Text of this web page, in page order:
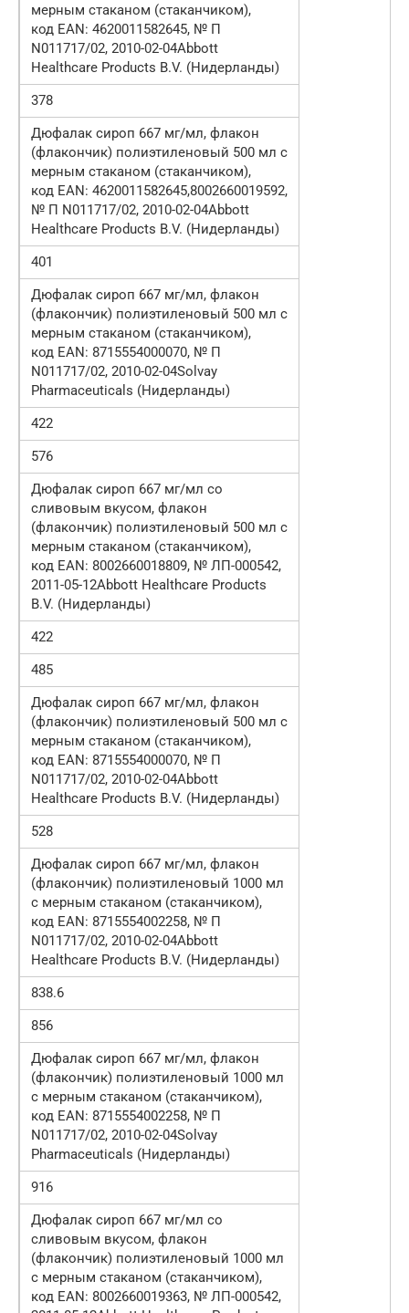
мерным стаканом (стаканчиком),
код EAN: 4620011582645, № П
N011717/02, 2010-02-04Abbott
Healthcare Products B.V. (Нидерланды)
378
Дюфалак сироп 667 мг/мл, флакон
(флакончик) полиэтиленовый 500 мл с
мерным стаканом (стаканчиком),
код EAN: 4620011582645,8002660019592,
№ П N011717/02, 2010-02-04Abbott
Healthcare Products B.V. (Нидерланды)
401
Дюфалак сироп 667 мг/мл, флакон
(флакончик) полиэтиленовый 500 мл с
мерным стаканом (стаканчиком),
код EAN: 8715554000070, № П
N011717/02, 2010-02-04Solvay
Pharmaceuticals (Нидерланды)
422
576
Дюфалак сироп 667 мг/мл со
сливовым вкусом, флакон
(флакончик) полиэтиленовый 500 мл с
мерным стаканом (стаканчиком),
код EAN: 8002660018809, № ЛП-000542,
2011-05-12Abbott Healthcare Products
B.V. (Нидерланды)
422
485
Дюфалак сироп 667 мг/мл, флакон
(флакончик) полиэтиленовый 500 мл с
мерным стаканом (стаканчиком),
код EAN: 8715554000070, № П
N011717/02, 2010-02-04Abbott
Healthcare Products B.V. (Нидерланды)
528
Дюфалак сироп 667 мг/мл, флакон
(флакончик) полиэтиленовый 1000 мл
с мерным стаканом (стаканчиком),
код EAN: 8715554002258, № П
N011717/02, 2010-02-04Abbott
Healthcare Products B.V. (Нидерланды)
838.6
856
Дюфалак сироп 667 мг/мл, флакон
(флакончик) полиэтиленовый 1000 мл
с мерным стаканом (стаканчиком),
код EAN: 8715554002258, № П
N011717/02, 2010-02-04Solvay
Pharmaceuticals (Нидерланды)
916
Дюфалак сироп 667 мг/мл со
сливовым вкусом, флакон
(флакончик) полиэтиленовый 1000 мл
с мерным стаканом (стаканчиком),
код EAN: 8002660019363, № ЛП-000542,